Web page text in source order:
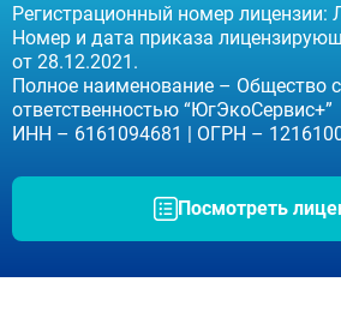
Регистрационный номер лицензии:
Номер и дата приказа
от 28.12.2021.
Полное наименование – Общество
ответственностью “ЮгЭкоСервис+”
ИНН – 6161094681 | ОГРН –
Посмотреть
Ивантеевка
Клин
Коломна
Красногорск
Королёв
Лобня
Люберцы
Наро-Фоминск
Ногинск